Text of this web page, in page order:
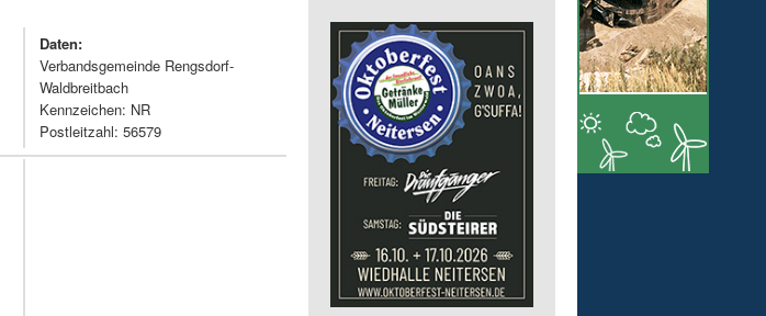
Daten:
Verbandsgemeinde Rengsdorf-
Waldbreitbach
Kennzeichen: NR
Postleitzahl: 56579